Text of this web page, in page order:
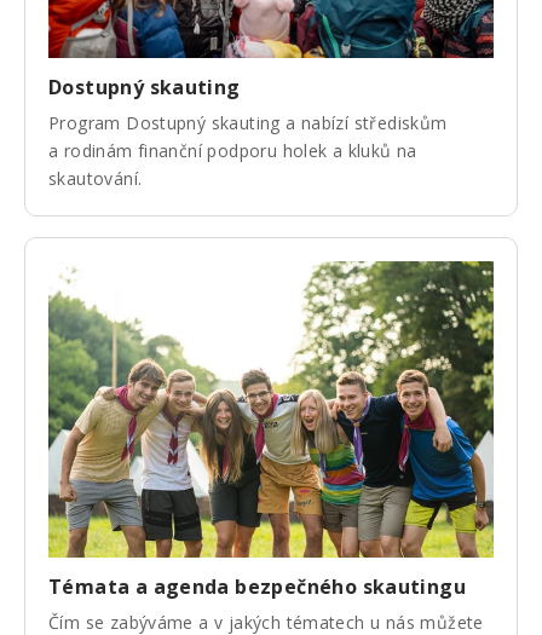
Dostupný skauting
Program Dostupný skauting a nabízí střediskům
a rodinám finanční podporu holek a kluků na
skautování.
Témata a agenda bezpečného skautingu
Čím se zabýváme a v jakých tématech u nás můžete